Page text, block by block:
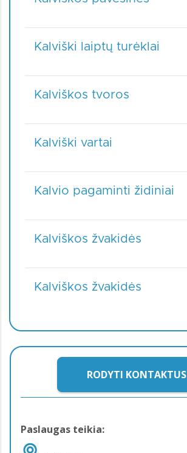
Kalviški laiptų turėklai
Kalviškos tvoros
Kalviški vartai
Kalvio pagaminti židiniai
Kalviškos žvakidės
Kalviškos žvakidės
RODYTI KONTAKTUS
Paslaugas teikia: